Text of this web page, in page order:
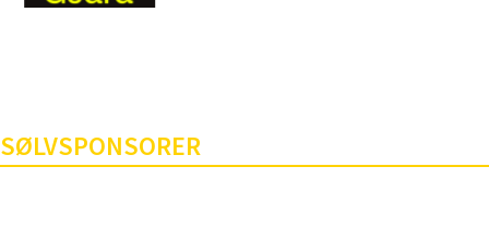
SØLVSPONSORER